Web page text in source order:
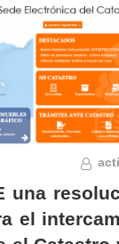
una
el